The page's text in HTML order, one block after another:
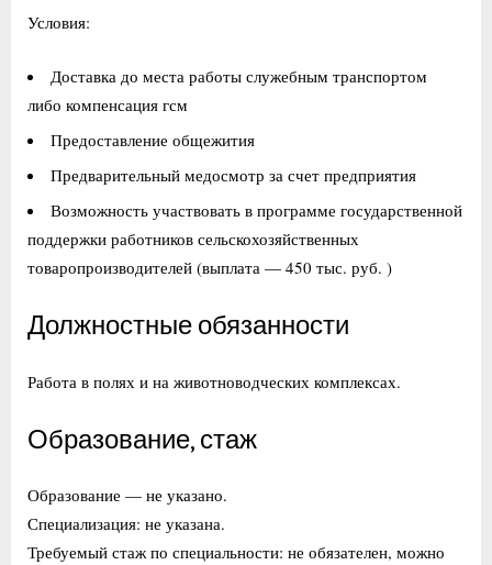
Условия:
Доставка до места работы служебным транспортом
либо компенсация гсм
Предоставление общежития
Предварительный медосмотр за счет предприятия
Возможность участвовать в программе государственной
поддержки работников сельскохозяйственных
товаропроизводителей (выплата — 450 тыс. руб. )
Должностные обязанности
Работа в полях и на животноводческих комплексах.
Образование, стаж
Образование — не указано.
Специализация: не указана.
Требуемый стаж по специальности: не обязателен, можно